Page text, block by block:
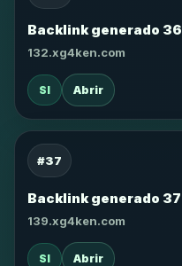
Backlink generado 36
132.xg4ken.com
SI Abrir
#37
Backlink generado 37
139.xg4ken.com
SI Abrir